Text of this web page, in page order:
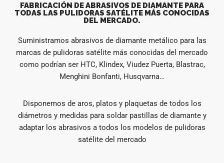
FABRICACIÓN DE ABRASIVOS DE DIAMANTE PARA
TODAS LAS PULIDORAS SATÉLITE MÁS CONOCIDAS
DEL MERCADO.
Suministramos abrasivos de diamante metálico para las
marcas de pulidoras satélite más conocidas del mercado
como podrían ser HTC, Klindex, Viudez Puerta, Blastrac,
Menghini Bonfanti, Husqvarna…
Disponemos de aros, platos y plaquetas de todos los
diámetros y medidas para soldar pastillas de diamante y
adaptar los abrasivos a todos los modelos de pulidoras
satélite del mercado